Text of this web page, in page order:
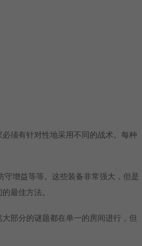
须有针对性地采用不同的战术。每种
增益等等。这些装备非常强大，但是
最佳方法。
部分的谜题都在单一的房间进行，但